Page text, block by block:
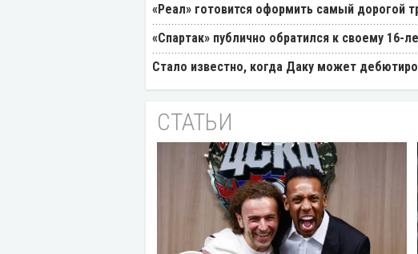
«Реал» готовится оформить самый дорогой
«Спартак» публично обратился к своему 16-
Стало известно, когда Даку может
СТАТЬИ